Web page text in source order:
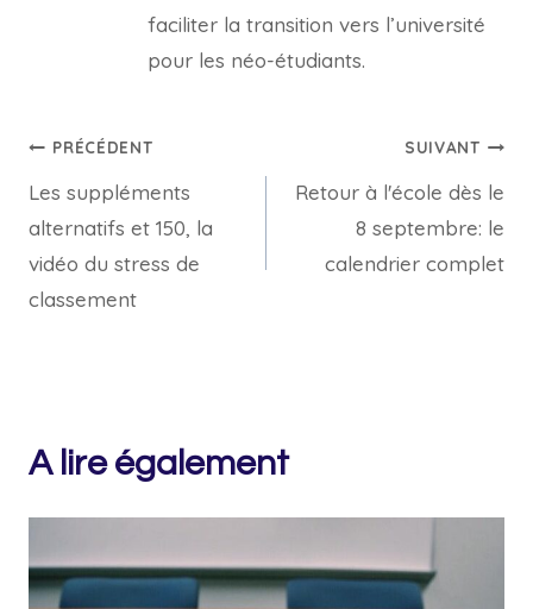
faciliter la transition vers l’université
pour les néo-étudiants.
Navigation
de
l’article
PRÉCÉDENT
Les suppléments
alternatifs et 150, la
vidéo du stress de
classement
SUIVANT
Retour à l'école dès le
8 septembre: le
calendrier complet
A lire également